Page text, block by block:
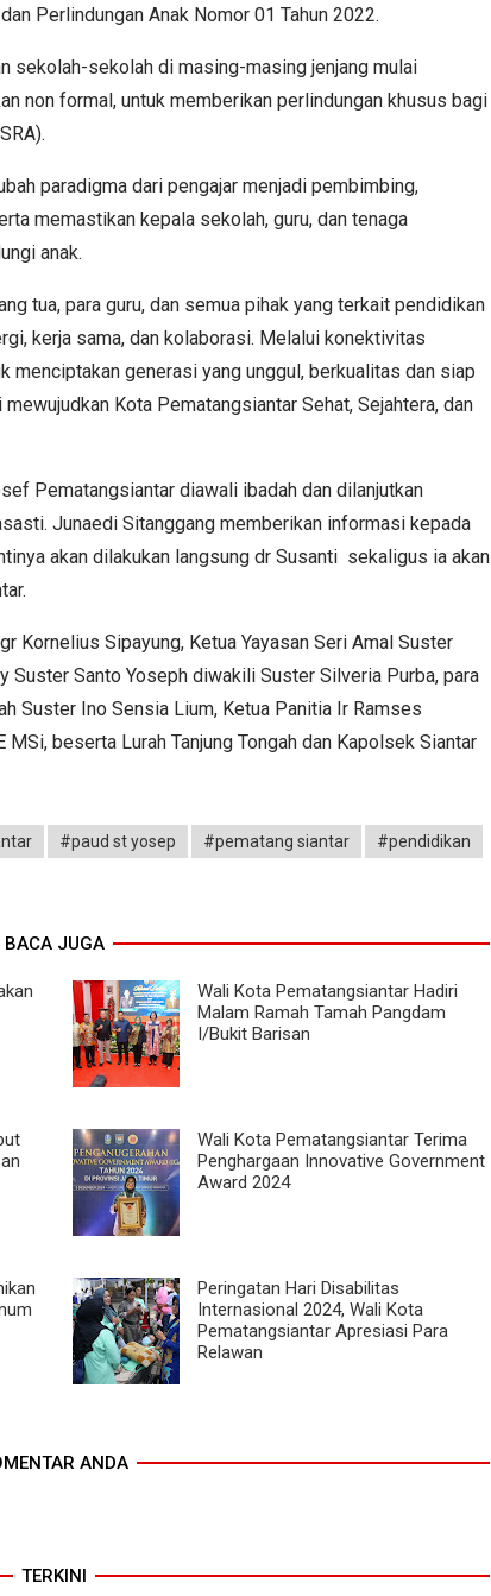
Perlindungan Anak Nomor 01 Tahun 2022.
sekolah-sekolah di masing-masing jenjang mulai
non formal, untuk memberikan perlindungan khusus bagi
paradigma dari pengajar menjadi pembimbing,
memastikan kepala sekolah, guru, dan tenaga
anak.
tua, para guru, dan semua pihak yang terkait pendidikan
kerja sama, dan kolaborasi. Melalui konektivitas
generasi yang unggul, berkualitas dan siap
Kota Pematangsiantar Sehat, Sejahtera, dan
Pematangsiantar diawali ibadah dan dilanjutkan
Junaedi Sitanggang memberikan informasi kepada
akan dilakukan langsung dr Susanti sekaligus ia akan
Kornelius Sipayung, Ketua Yayasan Seri Amal Suster
Suster Santo Yoseph diwakili Suster Silveria Purba, para
Suster Ino Sensia Lium, Ketua Panitia Ir Ramses
beserta Lurah Tanjung Tongah dan Kapolsek Siantar
#paud st yosep #pematang siantar
#pendidikan
BACA JUGA
Wali Kota Pematangsiantar Hadiri
Malam Ramah Tamah Pangdam
I/Bukit Barisan
Wali Kota Pematangsiantar Terima
Penghargaan Innovative Government
Award 2024
Peringatan Hari Disabilitas
Internasional 2024, Wali Kota
Pematangsiantar Apresiasi Para
Relawan
ANDA
TERKINI